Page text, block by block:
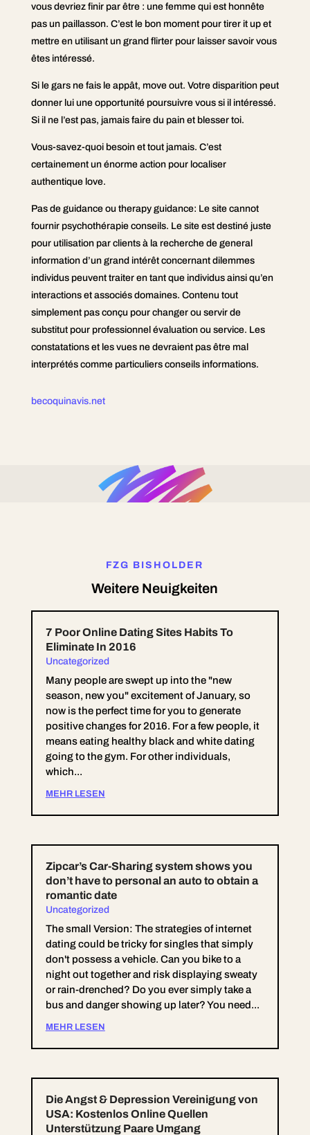
vous devriez finir par être : une femme qui est honnête
pas un paillasson. C’est le bon moment pour tirer it up et
mettre en utilisant un grand flirter pour laisser savoir vous
êtes intéressé.
Si le gars ne fais le appât, move out. Votre disparition peut
donner lui une opportunité poursuivre vous si il intéressé.
Si il ne l’est pas, jamais faire du pain et blesser toi.
Vous-savez-quoi besoin et tout jamais. C’est
certainement un énorme action pour localiser
authentique love.
Pas de guidance ou therapy guidance: Le site cannot
fournir psychothérapie conseils. Le site est destiné juste
pour utilisation par clients à la recherche de general
information d’un grand intérêt concernant dilemmes
individus peuvent traiter en tant que individus ainsi qu’en
interactions et associés domaines. Contenu tout
simplement pas conçu pour changer ou servir de
substitut pour professionnel évaluation ou service. Les
constatations et les vues ne devraient pas être mal
interprétés comme particuliers conseils informations.
becoquinavis.net
FZG BISHOLDER
Weitere Neuigkeiten
7 Poor Online Dating Sites Habits To
Eliminate In 2016
Uncategorized
Many people are swept up into the "new
season, new you" excitement of January, so
now is the perfect time for you to generate
positive changes for 2016. For a few people, it
means eating healthy black and white dating
going to the gym. For other individuals,
which...
MEHR LESEN
Zipcar’s Car-Sharing system shows you
don’t have to personal an auto to obtain a
romantic date
Uncategorized
The small Version: The strategies of internet
dating could be tricky for singles that simply
don't possess a vehicle. Can you bike to a
night out together and risk displaying sweaty
or rain-drenched? Do you ever simply take a
bus and danger showing up later? You need...
MEHR LESEN
Die Angst & Depression Vereinigung von
USA: Kostenlos Online Quellen
Unterstützung Paare Umgang